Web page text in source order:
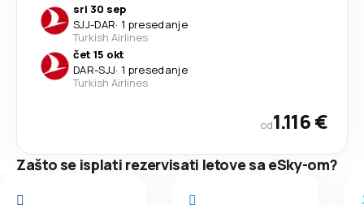
sri 30 sep
SJJ-DAR· 1 presedanje
Turkish Airlines
čet 15 okt
DAR-SJJ· 1 presedanje
Turkish Airlines
od1.116 €
Zašto se isplati rezervisati letove sa eSky-om?